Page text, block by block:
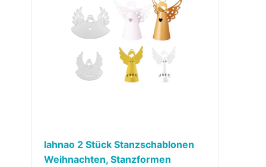
lahnao 2 Stück Stanzschablonen
Weihnachten, Stanzformen